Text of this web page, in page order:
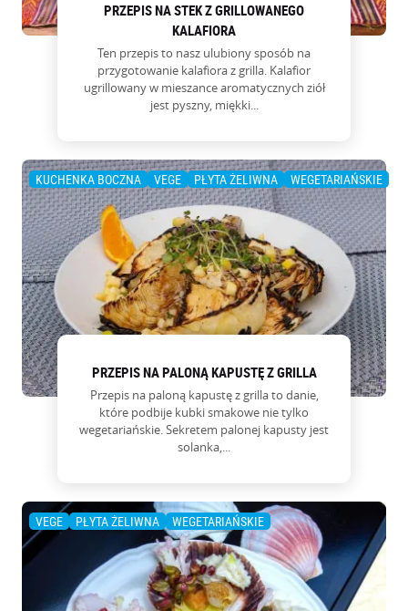
PRZEPIS NA STEK Z GRILLOWANEGO
KALAFIORA
Ten przepis to nasz ulubiony sposób na
przygotowanie kalafiora z grilla. Kalafior
ugrillowany w mieszance aromatycznych ziół
jest pyszny, miękki...
KUCHENKA BOCZNA VEGE PŁYTA ŻELIWNA WEGETARIAŃSKIE
PRZEPIS NA PALONĄ KAPUSTĘ Z GRILLA
Przepis na paloną kapustę z grilla to danie,
które podbije kubki smakowe nie tylko
wegetariańskie. Sekretem palonej kapusty jest
solanka,...
VEGE PŁYTA ŻELIWNA WEGETARIAŃSKIE